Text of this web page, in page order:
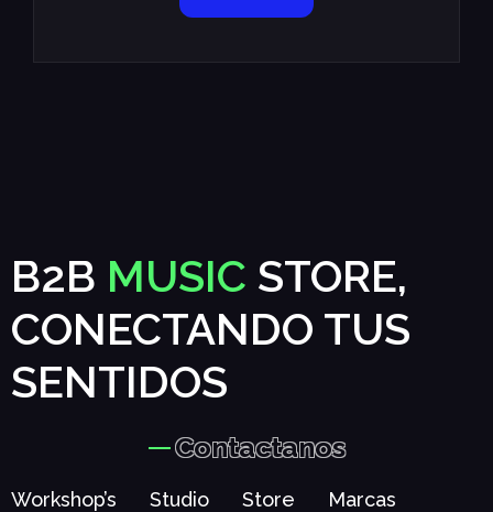
B2B MUSIC STORE,
CONECTANDO TUS
SENTIDOS
Contactanos
Workshop’s Studio Store Marcas